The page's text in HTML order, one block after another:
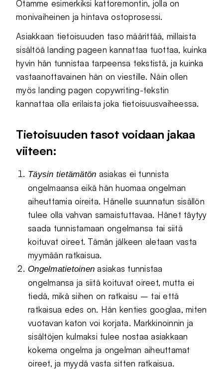
Otamme esimerkiksi kattoremontin, jolla on
monivaiheinen ja hintava ostoprosessi.
Asiakkaan tietoisuuden taso määrittää, millaista
sisältöä landing pageen kannattaa tuottaa, kuinka
hyvin hän tunnistaa tarpeensa tekstistä, ja kuinka
vastaanottavainen hän on viestille. Näin ollen
myös landing pagen copywriting-tekstin
kannattaa olla erilaista joka tietoisuusvaiheessa.
Tietoisuuden tasot voidaan jakaa
viiteen:
Täysin tietämätön asiakas ei tunnista
ongelmaansa eikä hän huomaa ongelman
aiheuttamia oireita. Hänelle suunnatun sisällön
tulee olla vahvan samaistuttavaa. Hänet täytyy
saada tunnistamaan ongelmansa tai siitä
koituvat oireet. Tämän jälkeen aletaan vasta
myymään ratkaisua.
Ongelmatietoinen asiakas tunnistaa
ongelmansa ja siitä koituvat oireet, mutta ei
tiedä, mikä siihen on ratkaisu – tai että
ratkaisua edes on. Hän kenties googlaa, miten
vuotavan katon voi korjata. Markkinoinnin ja
sisältöjen kulmaksi tulee nostaa asiakkaan
kokema ongelma ja ongelman aiheuttamat
oireet, ja myydä vasta sitten ratkaisua.